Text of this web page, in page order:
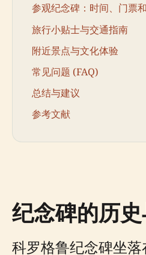
参观纪念碑：时间、门票
旅行小贴士与交通指南
附近景点与文化体验
常见问题 (FAQ)
总结与建议
参考文献
纪念碑的历
科罗格鲁纪念碑坐